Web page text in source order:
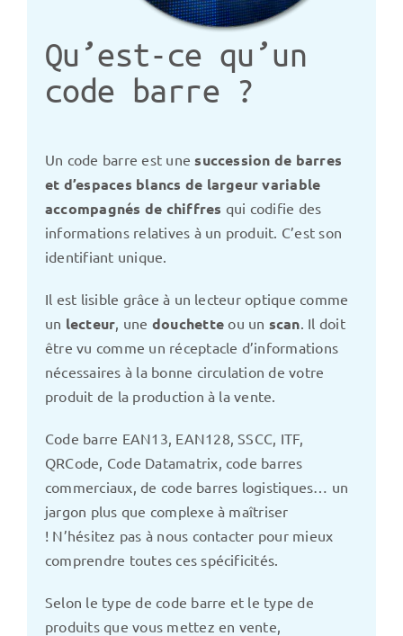
Qu’est-ce qu’un
code barre ?
Un code barre est une succession de barres
et d’espaces blancs de largeur variable
accompagnés de chiffres qui codifie des
informations relatives à un produit. C’est son
identifiant unique.
Il est lisible grâce à un lecteur optique comme
un lecteur , une douchette ou un scan . Il doit
être vu comme un réceptacle d’informations
nécessaires à la bonne circulation de votre
produit de la production à la vente.
Code barre EAN13, EAN128, SSCC, ITF,
QRCode, Code Datamatrix, code barres
commerciaux, de code barres logistiques… un
jargon plus que complexe à maîtriser
! N’hésitez pas à nous contacter pour mieux
comprendre toutes ces spécificités.
Selon le type de code barre et le type de
produits que vous mettez en vente,